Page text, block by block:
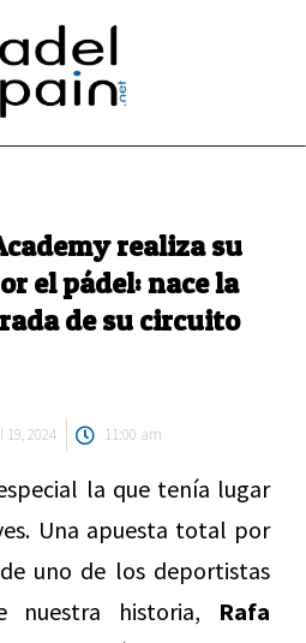
realiza su
el pádel: nace la
de su circuito
19, 2024 11:00 am
la que tenía lugar
Una apuesta total por
uno de los deportistas
nuestra historia, Rafa